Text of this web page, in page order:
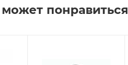
понравиться